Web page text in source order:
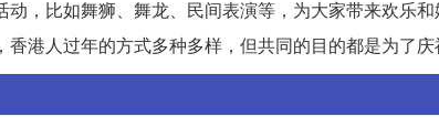
，比如舞狮、舞龙、民间表演等，为大家带来欢乐
港人过年的方式多种多样，但共同的目的都是为了庆